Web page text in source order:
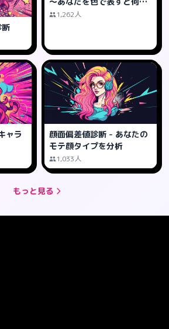
色?1,262人
ャラ
顔面偏差値診断 - あなたの
モテ顔タイプを分析
1,033人
もっと見る